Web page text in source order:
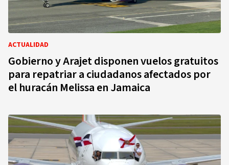
ACTUALIDAD
Gobierno y Arajet disponen vuelos gratuitos
para repatriar a ciudadanos afectados por
el huracán Melissa en Jamaica